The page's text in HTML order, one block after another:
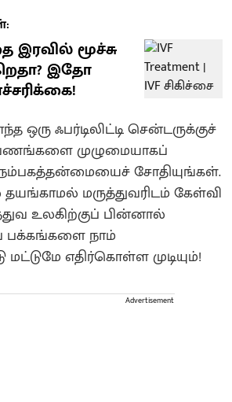
மூச்சு
இதோ
ஒரு ஃபர்டிலிட்டி சென்டருக்குச்
முழுமையாகப்
நம்பகத்தன்மையைச் சோதியுங்கள்.
தயங்காமல் மருத்துவரிடம் கேள்வி
உலகிற்குப் பின்னால்
பக்கங்களை நாம்
எதிர்கொள்ள முடியும்!
Advertisement